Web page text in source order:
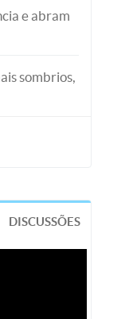
e abram
sombrios,
DISCUSSÕES